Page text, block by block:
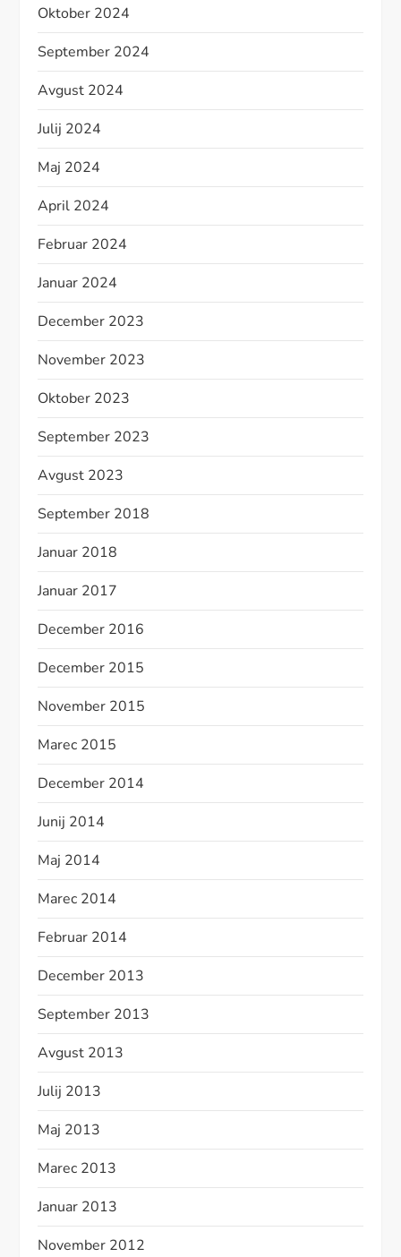
Oktober 2024
September 2024
Avgust 2024
Julij 2024
Maj 2024
April 2024
Februar 2024
Januar 2024
December 2023
November 2023
Oktober 2023
September 2023
Avgust 2023
September 2018
Januar 2018
Januar 2017
December 2016
December 2015
November 2015
Marec 2015
December 2014
Junij 2014
Maj 2014
Marec 2014
Februar 2014
December 2013
September 2013
Avgust 2013
Julij 2013
Maj 2013
Marec 2013
Januar 2013
November 2012